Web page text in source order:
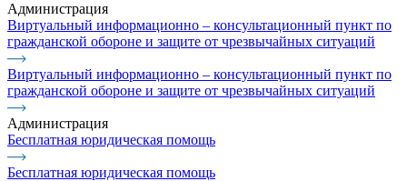
Администрация
Виртуальный информационно – консультационный пункт по
гражданской обороне и защите от чрезвычайных ситуаций
Виртуальный информационно – консультационный пункт по
гражданской обороне и защите от чрезвычайных ситуаций
Администрация
Бесплатная юридическая помощь
Бесплатная юридическая помощь